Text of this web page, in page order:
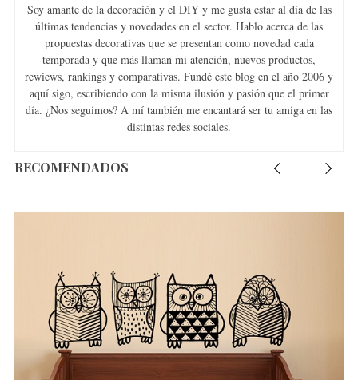
Soy amante de la decoración y el DIY y me gusta estar al día de las
últimas tendencias y novedades en el sector. Hablo acerca de las
propuestas decorativas que se presentan como novedad cada
temporada y que más llaman mi atención, nuevos productos,
rewiews, rankings y comparativas. Fundé este blog en el año 2006 y
aquí sigo, escribiendo con la misma ilusión y pasión que el primer
día. ¿Nos seguimos? A mí también me encantará ser tu amiga en las
distintas redes sociales.
RECOMENDADOS
S
e
a